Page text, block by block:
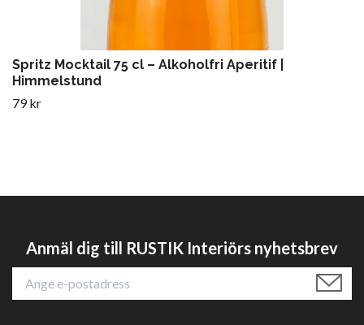
Spritz Mocktail 75 cl – Alkoholfri Aperitif |
Himmelstund
79 kr
Anmäl dig till RUSTIK Interiörs nyhetsbrev